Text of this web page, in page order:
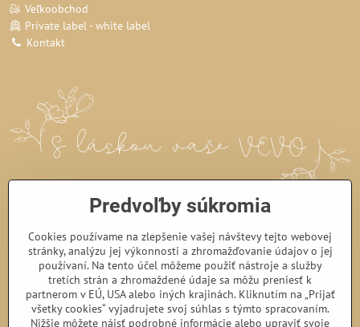
Veľkoobchod
Private label - white label
Kontakt
Predvoľby súkromia
Cookies používame na zlepšenie vašej návštevy tejto webovej
stránky, analýzu jej výkonnosti a zhromažďovanie údajov o jej
používaní. Na tento účel môžeme použiť nástroje a služby
tretích strán a zhromaždené údaje sa môžu preniesť k
partnerom v EÚ, USA alebo iných krajinách. Kliknutím na „Prijať
všetky cookies“ vyjadrujete svoj súhlas s týmto spracovaním.
Nižšie môžete nájsť podrobné informácie alebo upraviť svoje